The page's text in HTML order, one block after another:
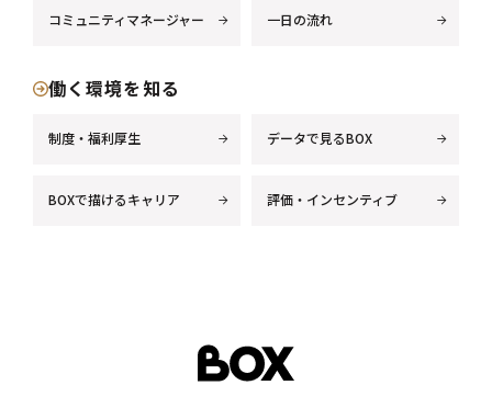
コミュニティマネージャー 一日の流れ
働く環境を知る
制度・福利厚生 データで見るBOX
BOXで描けるキャリア 評価・インセンティブ